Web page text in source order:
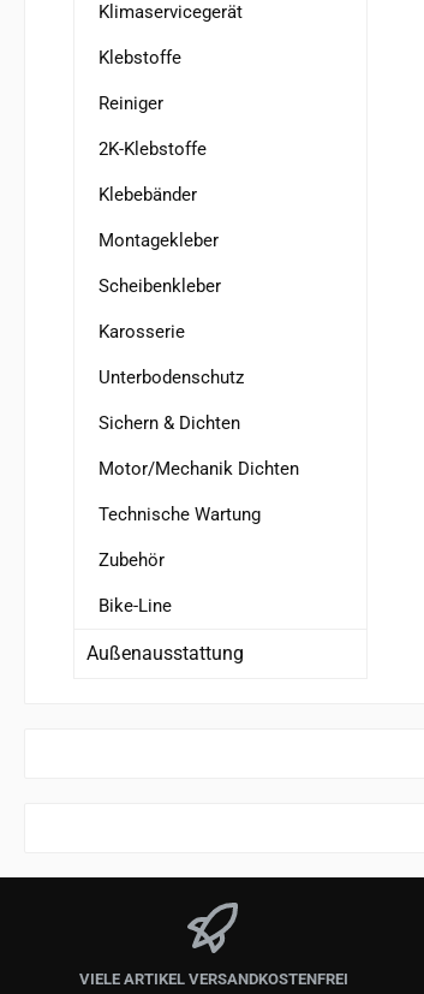
Klimaservicegerät
Klebstoffe
Reiniger
2K-Klebstoffe
Klebebänder
Montagekleber
Scheibenkleber
Karosserie
Unterbodenschutz
Sichern & Dichten
Motor/Mechanik Dichten
Technische Wartung
Zubehör
Bike-Line
Außenausstattung
VIELE ARTIKEL VERSANDKOSTENFREI